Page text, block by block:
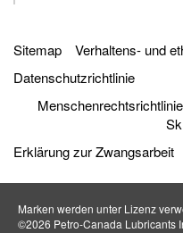
Sitemap Verhaltens- und
Datenschutzrichtlinie
Erklärung zur Zwangsarbeit
Marken werden unter Lizenz
©2026 Petro‐Canada Lubricants